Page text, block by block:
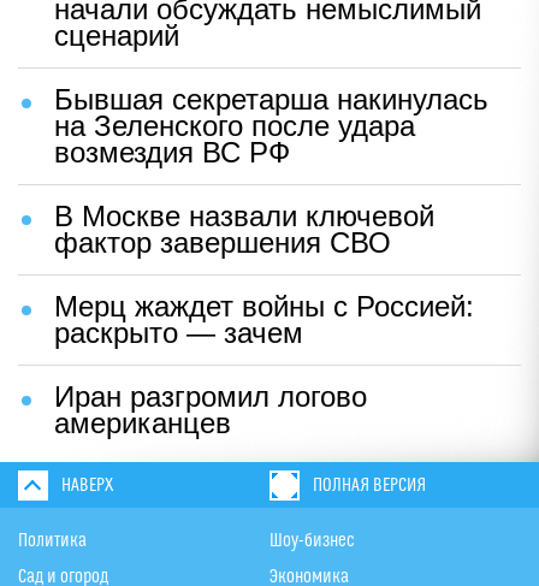
начали обсуждать немыслимый
сценарий
Бывшая секретарша накинулась
на Зеленского после удара
возмездия ВС РФ
В Москве назвали ключевой
фактор завершения СВО
Мерц жаждет войны с Россией:
раскрыто — зачем
Иран разгромил логово
американцев
НАВЕРХ ПОЛНАЯ ВЕРСИЯ
Политика
Сад и огород
Шоу-бизнес
Экономика